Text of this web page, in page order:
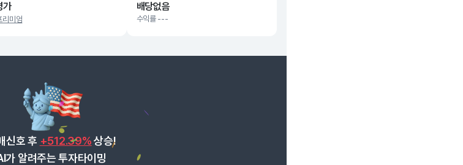
가
리미엄
배당없음
수익률 ---
신호 후 +512.39% 상승!
가 알려주는 투자타이밍